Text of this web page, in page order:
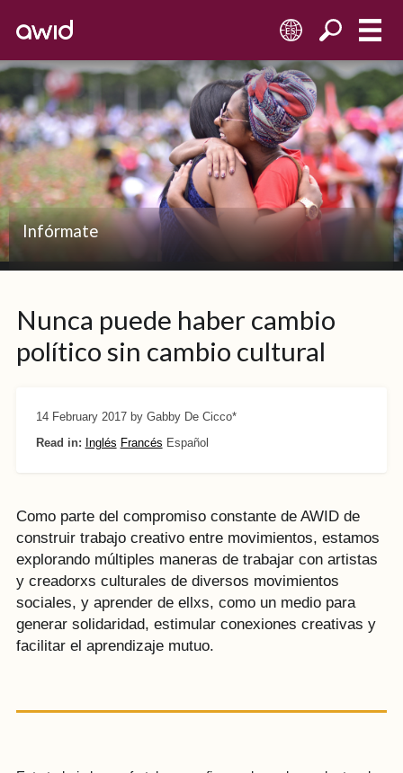
ES
Infórmate
Nunca puede haber cambio
político sin cambio cultural
14 February 2017 by Gabby De Cicco*
Read in: Inglés Francés Español
Como parte del compromiso constante de AWID de
construir trabajo creativo entre movimientos, estamos
explorando múltiples maneras de trabajar con artistas
y creadorxs culturales de diversos movimientos
sociales, y aprender de ellxs, como un medio para
generar solidaridad, estimular conexiones creativas y
facilitar el aprendizaje mutuo.